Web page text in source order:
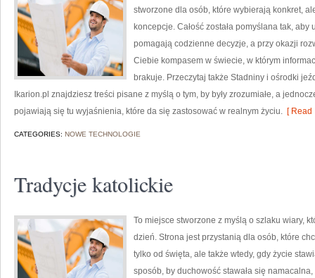
stworzone dla osób, które wybierają konkret,
koncepcje. Całość została pomyślana tak,
pomagają codzienne decyzje, a przy okazji
Ciebie kompasem w świecie, w którym
brakuje. Przeczytaj także Stadniny i ośrodki
Ikarion.pl znajdziesz treści pisane z myślą o tym, by były zrozumiałe, a
pojawiają się tu wyjaśnienia, które da się zastosować w realnym życiu. [ Read
CATEGORIES: NOWE TECHNOLOGIE
Tradycje katolickie
To miejsce stworzone z myślą o szlaku wiary,
dzień. Strona jest przystanią dla osób, które
tylko od święta, ale także wtedy, gdy życie
sposób, by duchowość stawała się